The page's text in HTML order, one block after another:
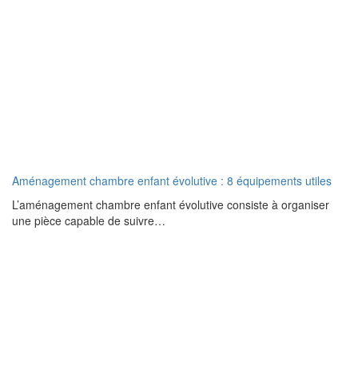
Aménagement chambre enfant évolutive : 8 équipements utiles
L’aménagement chambre enfant évolutive consiste à organiser
une pièce capable de suivre…